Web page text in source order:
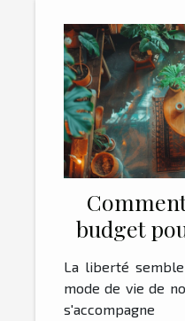
budget
vie de
La liberté
mode de vie de